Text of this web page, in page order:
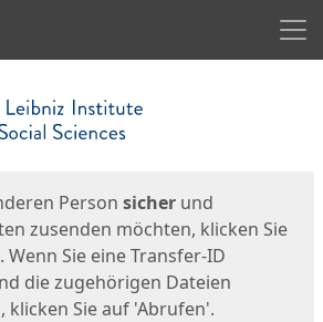
Person sicher und
zusenden möchten, klicken Sie
Sie eine Transfer-ID
die zugehörigen Dateien
Sie auf 'Abrufen'.